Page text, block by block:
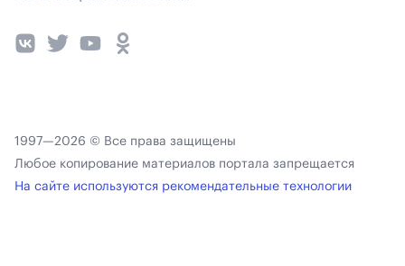
1997—2026 © Все права защищены
Любое копирование материалов портала запрещается
На сайте используются рекомендательные технологии